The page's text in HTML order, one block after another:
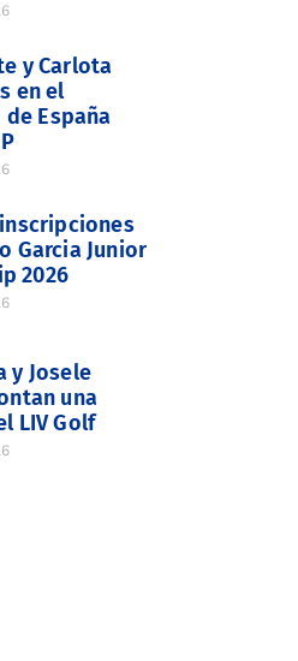
y Carlota
en el
España
Garcia Junior
2026
y Josele
una
LIV Golf